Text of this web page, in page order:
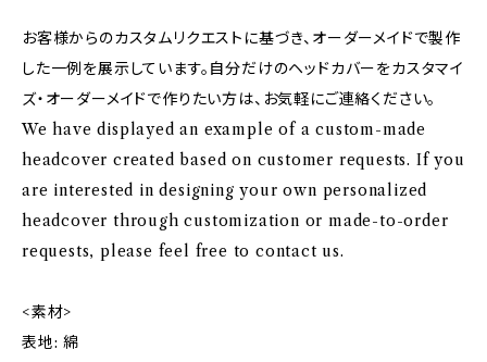
お客様からのカスタムリクエストに基づき、オーダーメイドで製作
した一例を展示しています。自分だけのヘッドカバーをカスタマイ
ズ・オーダーメイドで作りたい方は、お気軽にご連絡ください。
We have displayed an example of a custom-made
headcover created based on customer requests. If you
are interested in designing your own personalized
headcover through customization or made-to-order
requests, please feel free to contact us.
<素材>
表地: 綿